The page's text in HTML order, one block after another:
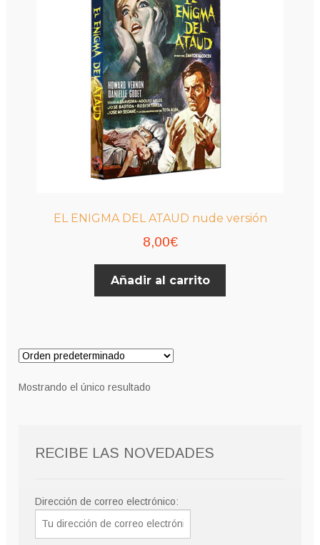
EL ENIGMA DEL ATAUD nude versión
8,00€
Añadir al carrito
Mostrando el único resultado
RECIBE LAS NOVEDADES
Dirección de correo electrónico: